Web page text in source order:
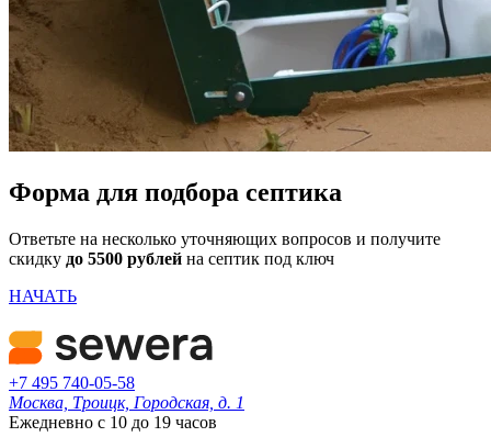
Форма для подбора септика
Ответьте на несколько уточняющих вопросов и получите
скидку до 5500 рублей на септик под ключ
НАЧАТЬ
+7 495 740-05-58
Москва, Троицк, Городская, д. 1
Ежедневно с 10 до 19 часов